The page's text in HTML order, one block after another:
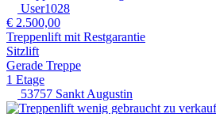
User1028
€ 2.500,00
Treppenlift mit Restgarantie
Sitzlift
Gerade Treppe
1 Etage
53757 Sankt Augustin